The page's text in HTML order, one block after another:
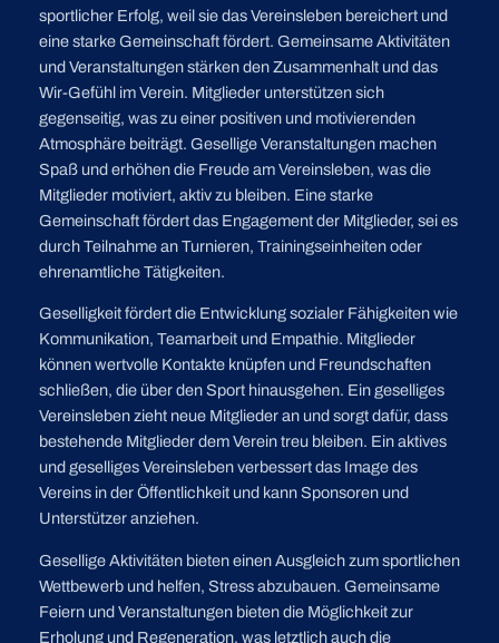
sportlicher Erfolg, weil sie das Vereinsleben bereichert und
eine starke Gemeinschaft fördert. Gemeinsame Aktivitäten
und Veranstaltungen stärken den Zusammenhalt und das
Wir-Gefühl im Verein. Mitglieder unterstützen sich
gegenseitig, was zu einer positiven und motivierenden
Atmosphäre beiträgt. Gesellige Veranstaltungen machen
Spaß und erhöhen die Freude am Vereinsleben, was die
Mitglieder motiviert, aktiv zu bleiben. Eine starke
Gemeinschaft fördert das Engagement der Mitglieder, sei es
durch Teilnahme an Turnieren, Trainingseinheiten oder
ehrenamtliche Tätigkeiten.
Geselligkeit fördert die Entwicklung sozialer Fähigkeiten wie
Kommunikation, Teamarbeit und Empathie. Mitglieder
können wertvolle Kontakte knüpfen und Freundschaften
schließen, die über den Sport hinausgehen. Ein geselliges
Vereinsleben zieht neue Mitglieder an und sorgt dafür, dass
bestehende Mitglieder dem Verein treu bleiben. Ein aktives
und geselliges Vereinsleben verbessert das Image des
Vereins in der Öffentlichkeit und kann Sponsoren und
Unterstützer anziehen.
Gesellige Aktivitäten bieten einen Ausgleich zum sportlichen
Wettbewerb und helfen, Stress abzubauen. Gemeinsame
Feiern und Veranstaltungen bieten die Möglichkeit zur
Erholung und Regeneration, was letztlich auch die